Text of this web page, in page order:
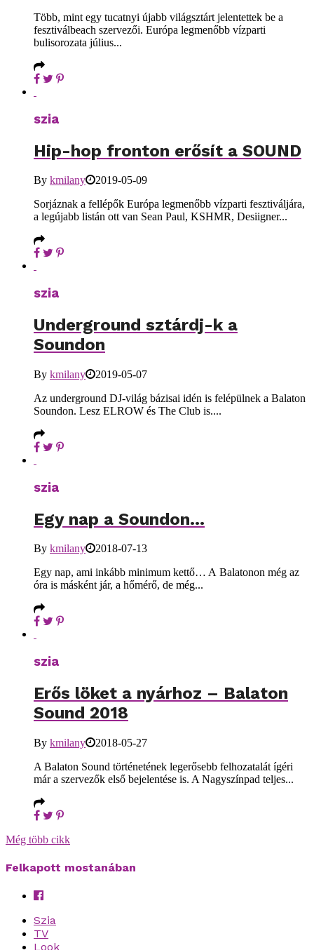
Több, mint egy tucatnyi újabb világsztárt jelentettek be a
fesztiválbeach szervezői. Európa legmenőbb vízparti
bulisorozata július...
szia
Hip-hop fronton erősít a SOUND
By kmilany
2019-05-09
Sorjáznak a fellépők Európa legmenőbb vízparti fesztiváljára,
a legújabb listán ott van Sean Paul, KSHMR, Desiigner...
szia
Underground sztárdj-k a
Soundon
By kmilany
2019-05-07
Az underground DJ-világ bázisai idén is felépülnek a Balaton
Soundon. Lesz ELROW és The Club is....
szia
Egy nap a Soundon…
By kmilany
2018-07-13
Egy nap, ami inkább minimum kettő… A Balatonon még az
óra is másként jár, a hőmérő, de még...
szia
Erős löket a nyárhoz – Balaton
Sound 2018
By kmilany
2018-05-27
A Balaton Sound történetének legerősebb felhozatalát ígéri
már a szervezők első bejelentése is. A Nagyszínpad teljes...
Még több cikk
Felkapott mostanában
Szia
TV
Look